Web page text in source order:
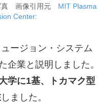
真 画像引用元 MIT Plasma
Center:
ージョン・システム
企業と説明しました。
学に1基、トカマク型
しました。